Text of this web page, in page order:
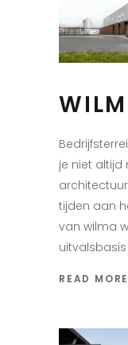
je niet
tijden aan
van wilma
READ MORE